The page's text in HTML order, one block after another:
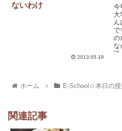
ないわけ
2013.05.19
今
大
で
の
な
語
ホーム E-School☆本日の授
関連記事